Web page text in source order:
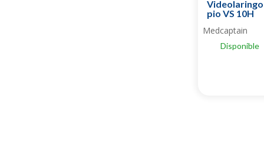
pio VS 10H
Medcaptain
Disponible